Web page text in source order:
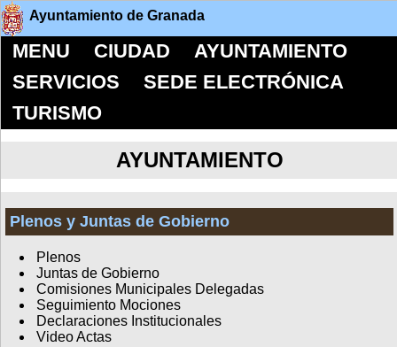
Ayuntamiento de Granada
MENU CIUDAD
AYUNTAMIENTO
SERVICIOS
SEDE ELECTRÓNICA
TURISMO
AYUNTAMIENTO
Plenos y Juntas de Gobierno
Plenos
Juntas de Gobierno
Comisiones Municipales Delegadas
Seguimiento Mociones
Declaraciones Institucionales
Video Actas